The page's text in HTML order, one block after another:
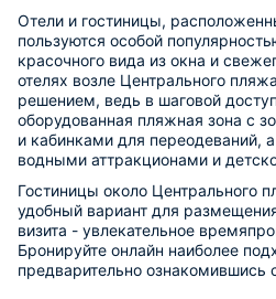
Отели и гостиницы,
пользуются особой
красочного вида из окна и
отелях возле Центрального
решением, ведь в шаговой
оборудованная пляжная зона с
и кабинками для переодеваний,
водными аттракционами и
Гостиницы около Центрального
удобный вариант для
визита - увлекательное
Бронируйте онлайн наиболее
предварительно ознакомившись